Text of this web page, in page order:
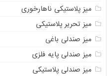
میز پلاستیکی ناهارخوری
میز تحریر پلاستیکی
میز صندلی باغی
میز صندلی پایه فلزی
میز صندلی پلاستیکی